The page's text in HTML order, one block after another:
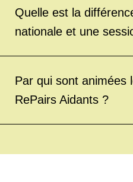
Quelle est la
nationale et une
Par qui sont animées
RePairs Aidants ?